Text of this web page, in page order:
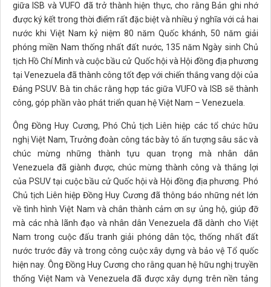
giữa ISB và VUFO đã trở thành hiện thực, cho rằng Bản ghi nhớ
được ký kết trong thời điểm rất đặc biệt và nhiều ý nghĩa với cả hai
nước khi Việt Nam kỷ niệm 80 năm Quốc khánh, 50 năm giải
phóng miền Nam thống nhất đất nước, 135 năm Ngày sinh Chủ
tịch Hồ Chí Minh và cuộc bầu cử Quốc hội và Hội đồng địa phương
tại Venezuela đã thành công tốt đẹp với chiến thắng vang dội của
Đảng PSUV. Bà tin chắc rằng hợp tác giữa VUFO và ISB sẽ thành
công, góp phần vào phát triển quan hệ Việt Nam – Venezuela.
Ông Đồng Huy Cương, Phó Chủ tịch Liên hiệp các tổ chức hữu
nghị Việt Nam, Trưởng đoàn công tác bày tỏ ấn tượng sâu sắc và
chúc mừng những thành tựu quan trọng mà nhân dân
Venezuela đã giành được, chúc mừng thành công và thắng lợi
của PSUV tại cuộc bầu cử Quốc hội và Hội đồng địa phương. Phó
Chủ tịch Liên hiệp Đồng Huy Cương đã thông báo những nét lớn
về tình hình Việt Nam và chân thành cảm ơn sự ủng hộ, giúp đỡ
mà các nhà lãnh đạo và nhân dân Venezuela đã dành cho Việt
Nam trong cuộc đấu tranh giải phóng dân tộc, thống nhất đất
nước trước đây và trong công cuộc xây dựng và bảo vệ Tổ quốc
hiện nay. Ông Đồng Huy Cương cho rằng quan hệ hữu nghị truyền
thống Việt Nam và Venezuela đã được xây dựng trên nền tảng